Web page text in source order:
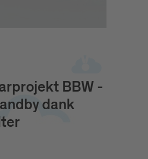
BBW -
dank